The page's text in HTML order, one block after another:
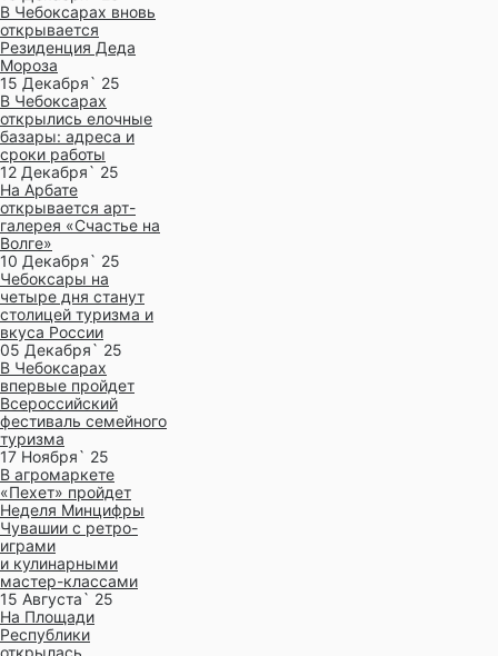
В Чебоксарах вновь
открывается
Резиденция Деда
Мороза
15 Декабря` 25
В Чебоксарах
открылись елочные
базары: адреса и
сроки работы
12 Декабря` 25
На Арбате
открывается арт-
галерея «Счастье на
Волге»
10 Декабря` 25
Чебоксары на
четыре дня станут
столицей туризма и
вкуса России
05 Декабря` 25
В Чебоксарах
впервые пройдет
Всероссийский
фестиваль семейного
туризма
17 Ноября` 25
В агромаркете
«Пехет» пройдет
Неделя Минцифры
Чувашии с ретро-
играми
и кулинарными
мастер-классами
15 Августа` 25
На Площади
Республики
открылась